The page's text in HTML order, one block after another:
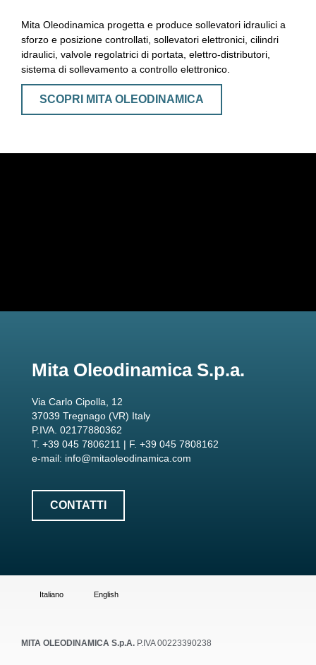
Mita Oleodinamica progetta e produce sollevatori idraulici a
sforzo e posizione controllati, sollevatori elettronici, cilindri
idraulici, valvole regolatrici di portata, elettro-distributori,
sistema di sollevamento a controllo elettronico.
SCOPRI MITA OLEODINAMICA
Mita Oleodinamica S.p.a.
Via Carlo Cipolla, 12
37039 Tregnago (VR) Italy
P.IVA. 02177880362
T. +39 045 7806211 | F. +39 045 7808162
e-mail: info@mitaoleodinamica.com
CONTATTI
Italiano English
MITA OLEODINAMICA S.p.A. P.IVA 00223390238